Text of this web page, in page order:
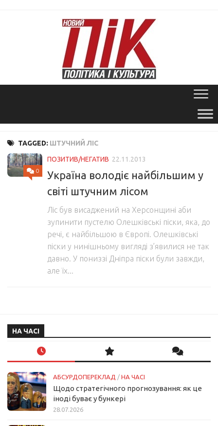
TAGGED: ШТУЧНИЙ ЛІС
0
ПОЗИТИВ/НЕГАТИВ 22.11.2013
Україна володіє найбільшим у
світі штучним лісом
Ліс був висаджений на Херсонщині аби
зупинити пустелю Олешківські піски, яка, до
речі, є найбільшою в Європі. Олешківські
піски у нинішньому вигляді з’явилися не так
давно. У пониззі Дніпра піски були завжди,
але їх...
НА ЧАСІ
АБСУРДОПЕРЕКЛАД / НА ЧАСІ
Щодо стратегічного прогнозування: як це
іноді буває у бункері
28.07.2026